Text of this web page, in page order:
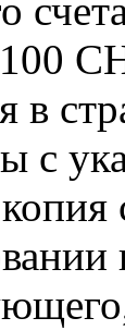
в
с